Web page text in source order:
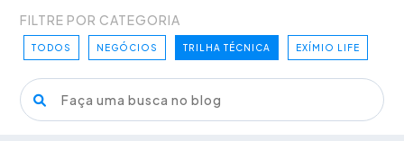
FILTRE POR CATEGORIA
TODOS NEGÓCIOS TRILHA TÉCNICA EXÍMIO LIFE